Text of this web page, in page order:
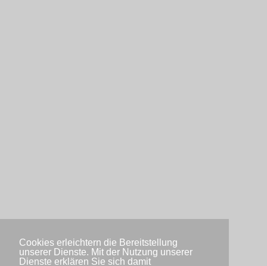
Cookies erleichtern die Bereitstellung
unserer Dienste. Mit der Nutzung unserer
Dienste erklären Sie sich damit